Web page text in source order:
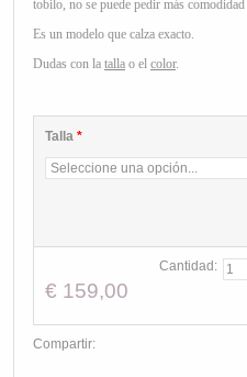
tobilo, no se puede pedir más comodidad
Es un modelo que calza exacto.
Dudas con la talla o el color.
Talla *
€ 159,00
Cantidad:
Compartir: